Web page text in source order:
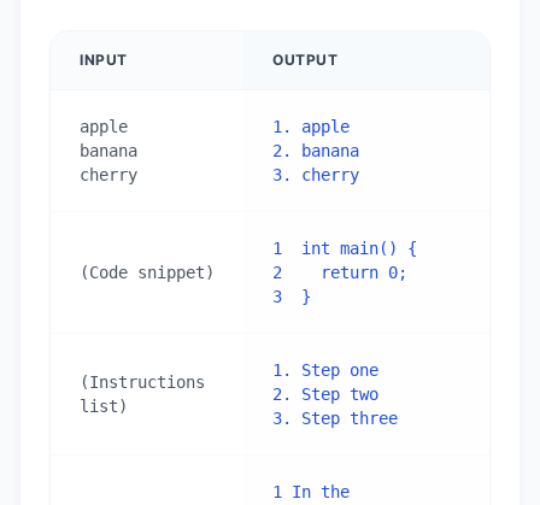
INPUT OUTPUT
apple
banana
cherry
1. apple
2. banana
3. cherry
(Code snippet)
1  int main() {
2    return 0;
3  }
(Instructions
list)
1. Step one
2. Step two
3. Step three
1 In the